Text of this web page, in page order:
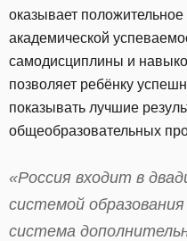
оказывает
академической
самодисциплины и
позволяет ребёнку
показывать лучшие
общеобразовательных
«Россия входит в
системой
система